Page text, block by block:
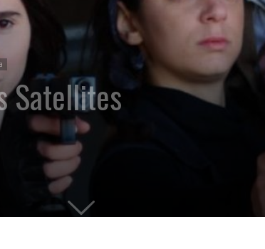
Satellites